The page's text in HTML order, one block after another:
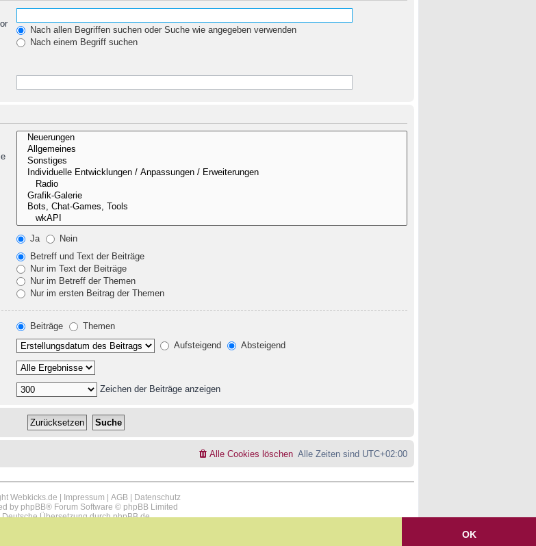
OK
Nach allen Begriffen suchen oder Suche wie angegeben verwenden
Nach einem Begriff suchen
Ja
Nein
Betreff und Text der Beiträge
Nur im Text der Beiträge
Nur im Betreff der Themen
Nur im ersten Beitrag der Themen
Beiträge
Themen
Aufsteigend Absteigend
Zeichen der Beiträge anzeigen
Alle Zeiten sind UTC+02:00
Alle Cookies löschen
Webkicks.de | Impressum AGB|
Datenschutz
by phpBB® Forum Software © phpBB Limited
Deutsche Übersetzung durchphpBB.de